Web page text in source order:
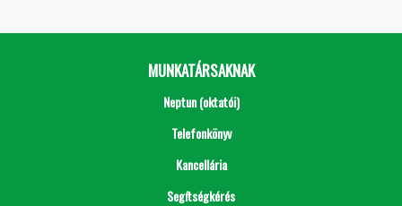
MUNKATÁRSAKNAK
Neptun (oktatói)
Telefonkönyv
Kancellária
Segítségkérés